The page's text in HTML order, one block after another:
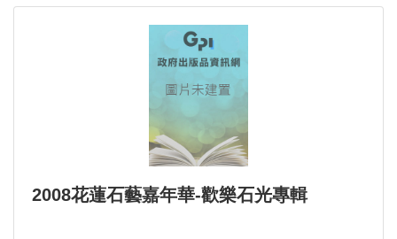
2008花蓮石藝嘉年華-歡樂石光專輯